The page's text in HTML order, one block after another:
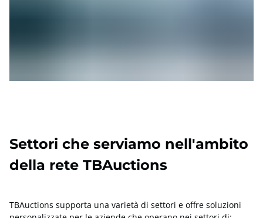
Settori che serviamo nell'ambito
della rete TBAuctions
TBAuctions supporta una varietà di settori e offre soluzioni